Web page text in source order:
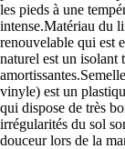
les pieds à une
intense.Matériau du
renouvelable qui est
naturel est un isolant
vinyle) est un
qui dispose de très
irrégularités du sol
douceur lors de la